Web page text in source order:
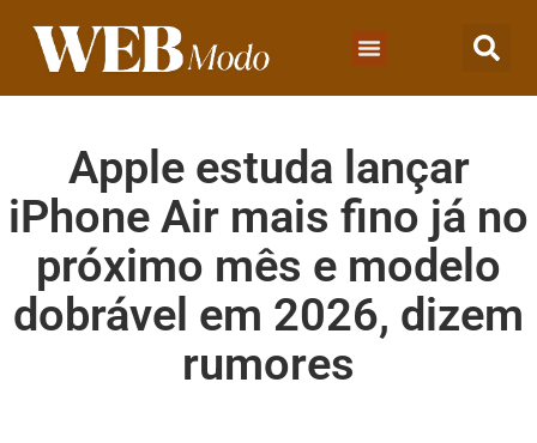
Apple estuda lançar
iPhone Air mais fino já no
próximo mês e modelo
dobrável em 2026, dizem
rumores